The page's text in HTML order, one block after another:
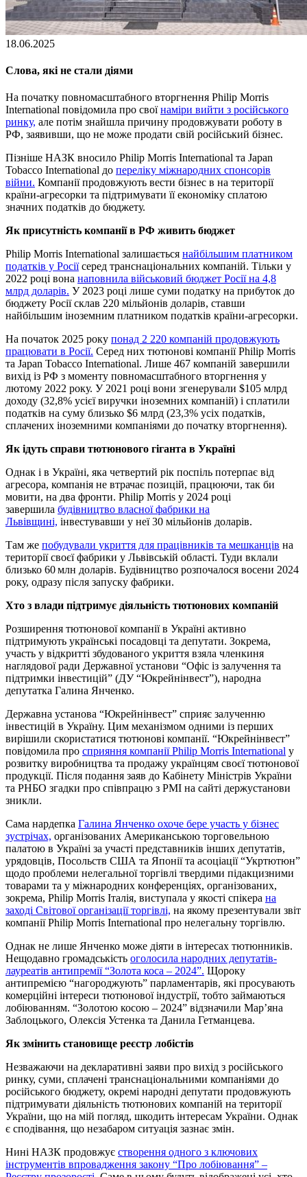
18.06.2025
Слова, які не стали діями
На початку повномасштабного вторгнення Philip Morris
International повідомила про своїнаміри вийти з російського
ринку, але потім знайшла причину продовжувати роботу в
РФ, заявивши, що не може продати свій російський бізнес.
Пізніше НАЗК вносило Philip Morris International та Japan
Tobacco International до переліку міжнародних спонсорів
війни. Компанії продовжують вести бізнес в на території
країни-агресорки та підтримувати її економіку сплатою
значних податків до бюджету.
Як присутність компанії в РФ живить бюджет
Philip Morris International залишається найбільшим платником
податків у Росіїсеред транснаціональних компаній. Тільки у
2022 році вона наповнила військовий бюджет Росії на 4,8
млрд доларів. У 2023 році лише суми податку на прибуток до
бюджету Росії склав 220 мільйонів доларів, ставши
найбільшим іноземним платником податків країни-агресорки.
На початок 2025 року понад 2 220 компаній продовжують
працювати в Росії. Серед них тютюнові компанії Philip Morris
та Japan Tobacco International. Лише 467 компаній завершили
вихід із РФ з моменту повномасштабного вторгнення у
лютому 2022 року. У 2021 році вони згенерували $105 млрд
доходу (32,8% усієї виручки іноземних компаній) і сплатили
податків на суму близько $6 млрд (23,3% усіх податків,
сплачених іноземними компаніями до початку вторгнення).
Як ідуть справи тютюнового гіганта в Україні
Однак і в Україні, яка четвертий рік поспіль потерпає від
агресора, компанія не втрачає позицій, працюючи, так би
мовити, на два фронти. Philip Morris у 2024 році
завершила будівництво власної фабрики на
Львівщині, інвестувавши у неї 30 мільйонів доларів.
Там же побудували укриття для працівників та мешканців на
території своєї фабрики у Львівській області. Туди вклали
близько 60 млн доларів. Будівництво розпочалося восени 2024
року, одразу після запуску фабрики.
Хто з влади підтримує діяльність тютюнових компаній
Розширення тютюнової компанії в Україні активно
підтримують українські посадовці та депутати. Зокрема,
участь у відкритті збудованого укриття взяла членкиня
наглядової ради Державної установи “Офіс із залучення та
підтримки інвестицій” (ДУ “Юкрейнінвест”), народна
депутатка Галина Янченко.
Державна установа “Юкрейнінвест” сприяє залученню
інвестицій в Україну. Цим механізмом одними із перших
вирішили скористатися тютюнові компанії. “Юкрейнінвест”
повідомила про сприяння компанії Philip Morris International у
розвитку виробництва та продажу українцям своєї тютюнової
продукції. Після подання заяв до Кабінету Міністрів України
та РНБО згадки про співпрацю з PMI на сайті держустанови
зникли.
Сама нардепка Галина Янченко охоче бере участь у бізнес
зустрічах, організованих Американською торговельною
палатою в Україні за участі представників інших депутатів,
урядовців, Посольств США та Японії та асоціації “Укртютюн”
щодо проблеми нелегальної торгівлі твердими підакцизними
товарами та у міжнародних конференціях, організованих,
зокрема, Philip Morris Італія, виступала у якості спікера на
заході Світової організації торгівлі, на якому презентували звіт
компанії Philip Morris International про нелегальну торгівлю.
Однак не лише Янченко може діяти в інтересах тютюнників.
Нещодавно громадськість оголосила народних депутатів-
лауреатів антипремії “Золота коса – 2024”. Щороку
антипремією “нагороджують” парламентарів, які просувають
комерційні інтереси тютюнової індустрії, тобто займаються
лобіюванням. “Золотою косою – 2024” відзначили Мар’яна
Заблоцького, Олексія Устенка та Данила Гетманцева.
Як змінить становище реєстр лобістів
Незважаючи на декларативні заяви про вихід з російського
ринку, суми, сплачені транснаціональними компаніями до
російського бюджету, окремі народні депутати продовжують
підтримувати діяльність тютюнових компаній на території
України, що на мій погляд, шкодить інтересам України. Однак
є сподівання, що незабаром ситуація зазнає змін.
Нині НАЗК продовжує створення одного з ключових
інструментів впровадження закону “Про лобіювання” –